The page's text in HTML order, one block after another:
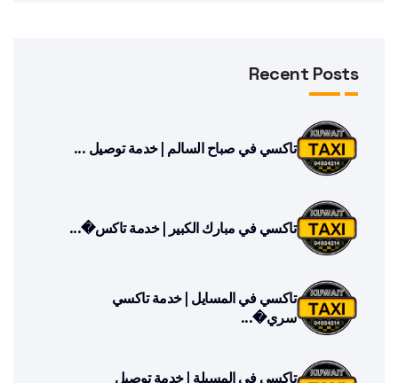
Recent Posts
تاكسي في صباح السالم | خدمة توصيل ...
تاكسي في مبارك الكبير | خدمة تاكس�...
تاكسي في المسايل | خدمة تاكسي
سري�...
تاكسي في المسيلة | خدمة توصيل